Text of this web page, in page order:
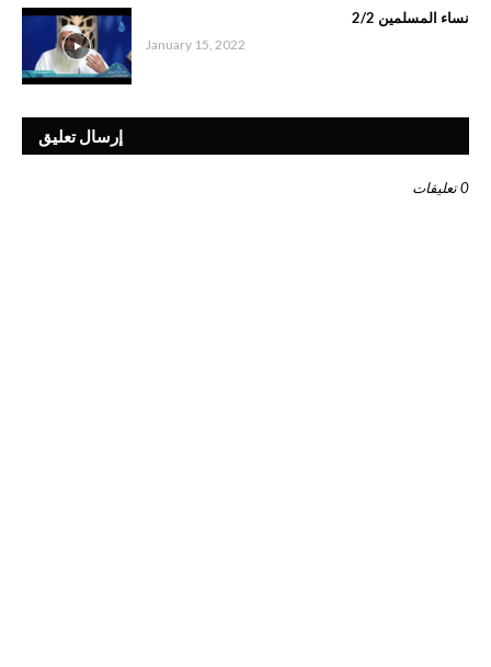
نساء المسلمين 2/2
January 15, 2022
إرسال تعليق
0 تعليقات